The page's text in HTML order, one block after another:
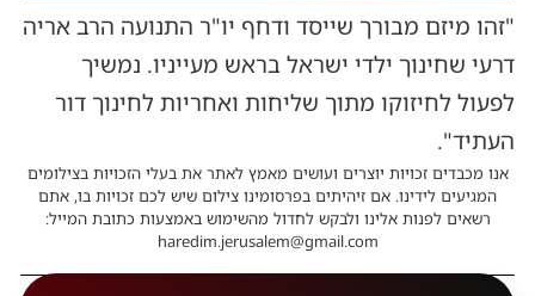
"זהו מיזם מבורך שייסד ודחף יו"ר התנועה הרב אריה
דרעי שחינוך ילדי ישראל בראש מעייניו. נמשיך
לפעול לחיזוקו מתוך שליחות ואחריות לחינוך דור
העתיד".
אנו מכבדים זכויות יוצרים ועושים מאמץ לאתר את בעלי הזכויות בצילומים
המגיעים לידינו. אם זיהיתים בפרסומינו צילום שיש לכם זכויות בו, אתם
רשאים לפנות אלינו ולבקש לחדול מהשימוש באמצעות כתובת המייל:
haredim.jerusalem@gmail.com